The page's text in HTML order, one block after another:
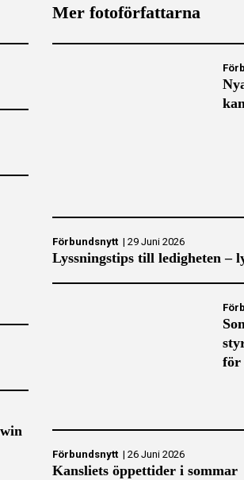
Mer fotoförfattarna
Förbundsnytt | 29 Juni 2026
Lyssningstips till ledigheten –
för
Förbundsnytt | 26 Juni 2026
Kansliets öppettider i sommar